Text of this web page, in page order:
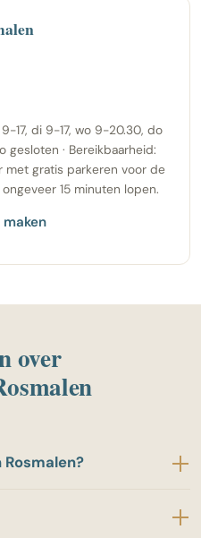
17, di 9-17, wo 9-20.30, do
gesloten · Bereikbaarheid:
met gratis parkeren voor de
15 minuten lopen.
over
De prijs hangt